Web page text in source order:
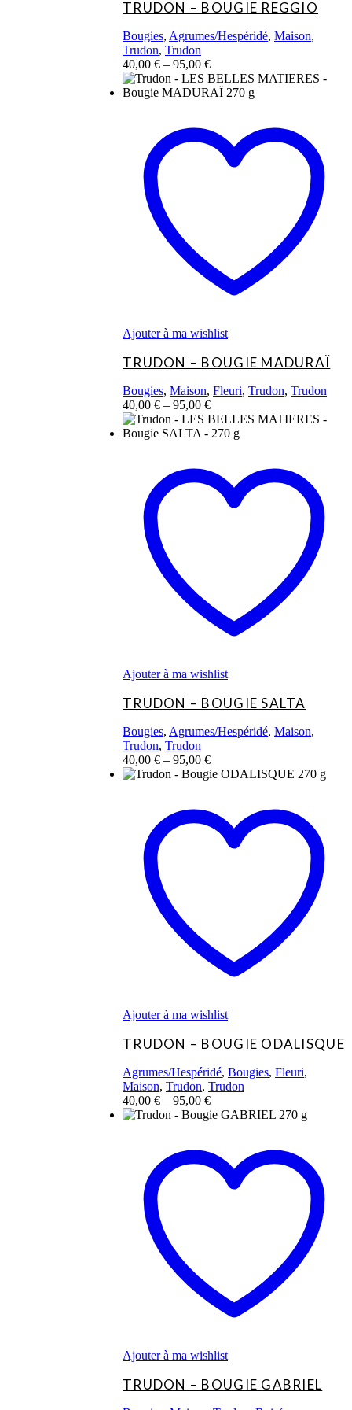
TRUDON – BOUGIE REGGIO
Bougies, Agrumes/Hespéridé, Maison,
Trudon, Trudon
40,00 € – 95,00 €
plusieurs
variations.
options
peuvent
choisies
Ajouter à ma wishlist
TRUDON – BOUGIE MADURAÏ
Bougies, Maison, Fleuri, Trudon, Trudon
40,00 € – 95,00 €
plusieurs
variations.
options
peuvent
choisies
Ajouter à ma wishlist
TRUDON – BOUGIE SALTA
Bougies, Agrumes/Hespéridé, Maison,
Trudon, Trudon
40,00 € – 95,00 €
plusieurs
variations.
options
peuvent
choisies
Ajouter à ma wishlist
TRUDON – BOUGIE ODALISQUE
Agrumes/Hespéridé, Bougies, Fleuri,
Maison, Trudon, Trudon
40,00 € – 95,00 €
plusieurs
variations.
options
peuvent
choisies
Ajouter à ma wishlist
TRUDON – BOUGIE GABRIEL